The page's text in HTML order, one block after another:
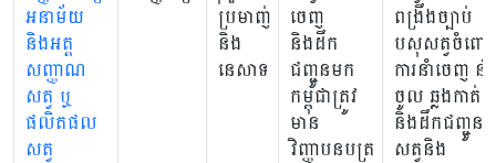
អនាម័យ
និងអត្ត
សញ្ញាណ
សត្វ ឬ
ផលិតផល
សត្វ
ប្រមាញ់
និង
នេសាទ
ចេញ
និងដឹក
ជញ្ជូនមក
កម្ពុជាត្រូវ
មាន
វិញ្ញាបនបត្រ
ពង្រឹងច្បាប់
បសុសត្វចំពោះ
ការនាំចេញ នាំ
ចូល ឆ្លងកាត់
និងដឹកជញ្ជូន
សត្វនិង